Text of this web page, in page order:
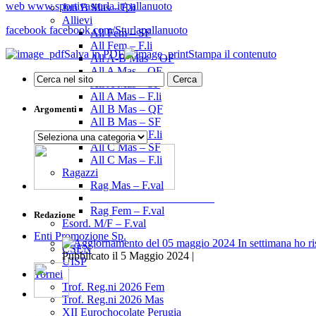
Jun B Mas – F.li
Allievi
All Fem – SF
All Fem – F.li
All A-B Mas – OF
All A Mas – QF
All A Mas – SF
All A Mas – F.li
All B Mas – QF
All B Mas – SF
All B Mas – F.li
All C Mas – SF
All C Mas – F.li
Ragazzi
Rag Mas – F.val
Rag Fem – F.val
Esord. M/F – F.val
Enti Promozione Sp.
CSEN
UISP
Tornei
Trof. Reg.ni 2026 Fem
Trof. Reg.ni 2026 Mas
XII Eurochocolate Perugia
web www.sportivasturla.it/pallanuoto
facebook facebook.com/Sturlapallanuoto
Salva in PDF
Stampa il contenuto
Argomenti
Argomenti
Redazione
Pubblicato il 5 Maggio 2024 |